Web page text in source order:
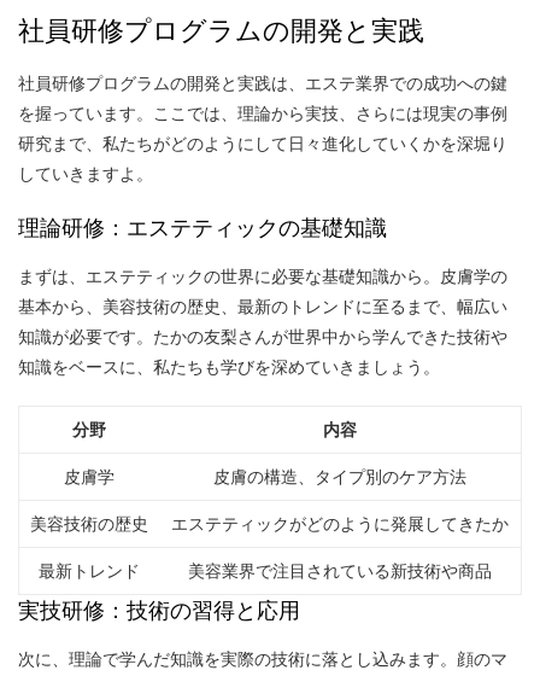
社員研修プログラムの開発と実践
社員研修プログラムの開発と実践は、エステ業界での成功への鍵
を握っています。ここでは、理論から実技、さらには現実の事例
研究まで、私たちがどのようにして日々進化していくかを深堀り
していきますよ。
理論研修：エステティックの基礎知識
まずは、エステティックの世界に必要な基礎知識から。皮膚学の
基本から、美容技術の歴史、最新のトレンドに至るまで、幅広い
知識が必要です。たかの友梨さんが世界中から学んできた技術や
知識をベースに、私たちも学びを深めていきましょう。
分野 内容
皮膚学 皮膚の構造、タイプ別のケア方法
美容技術の歴史 エステティックがどのように発展してきたか
最新トレンド 美容業界で注目されている新技術や商品
実技研修：技術の習得と応用
次に、理論で学んだ知識を実際の技術に落とし込みます。顔のマ